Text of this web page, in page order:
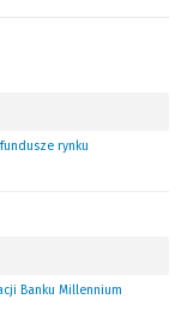
rynku
Banku Millennium